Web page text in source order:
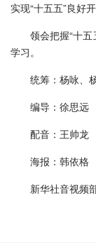
实现“十五五”良好开
领会把握“十
学习。
统筹：杨咏、
编导：徐思远
配音：王帅龙
海报：韩依格
新华社音视频